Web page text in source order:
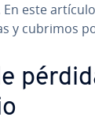
este
y cubrimos